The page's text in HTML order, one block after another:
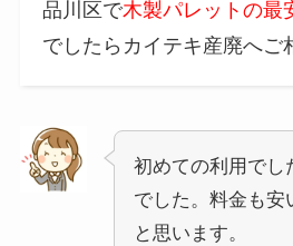
品川区で木製パレットの最
でしたらカイテキ産廃へご
初めての利用でし
でした。料金も安
と思います。